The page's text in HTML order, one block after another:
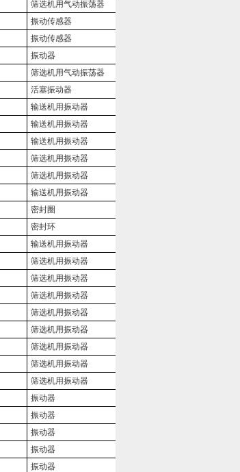
筛选机用气动振荡器
振动传感器
振动传感器
振动器
筛选机用气动振荡器
活塞振动器
输送机用振动器
输送机用振动器
输送机用振动器
筛选机用振动器
筛选机用振动器
输送机用振动器
密封圈
密封环
输送机用振动器
筛选机用振动器
筛选机用振动器
筛选机用振动器
筛选机用振动器
筛选机用振动器
筛选机用振动器
筛选机用振动器
筛选机用振动器
振动器
振动器
振动器
振动器
振动器